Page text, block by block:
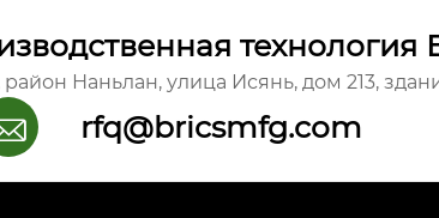
технология
Наньлан, улица Исянь, дом 213,
rfq@bricsmfg.com